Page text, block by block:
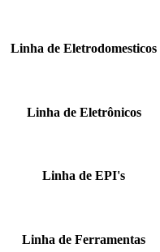
Linha de Eletrodomesticos
Linha de Eletrônicos
Linha de EPI's
Linha de Ferramentas